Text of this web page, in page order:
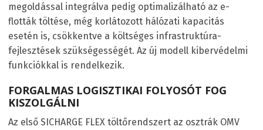
megoldással integrálva pedig optimalizálható az e-
flották töltése, még korlátozott hálózati kapacitás
esetén is, csökkentve a költséges infrastruktúra-
fejlesztések szükségességét. Az új modell kibervédelmi
funkciókkal is rendelkezik.
FORGALMAS LOGISZTIKAI FOLYOSÓT FOG
KISZOLGÁLNI
Az első SICHARGE FLEX töltőrendszert az osztrák OMV